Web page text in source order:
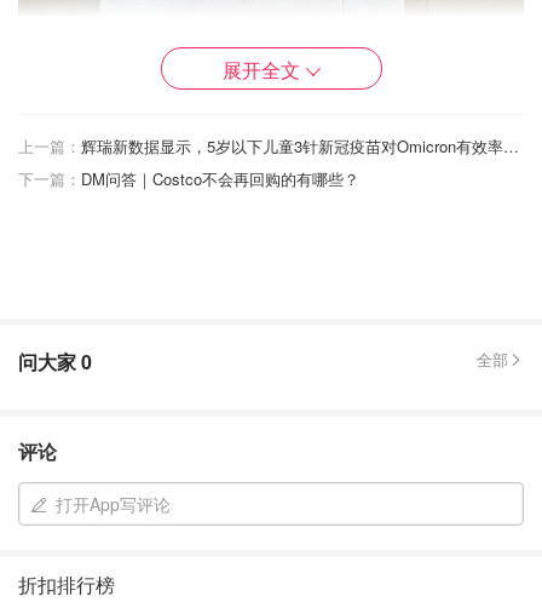
展开全文
上一篇：
辉瑞新数据显示，5岁以下儿童3针新冠疫苗对Omicron有效率为80%
下一篇： DM问答｜Costco不会再回购的有哪些？
问大家0 全部
评论
打开App写评论
折扣排行榜